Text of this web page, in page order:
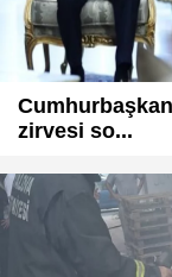
zirvesi so...